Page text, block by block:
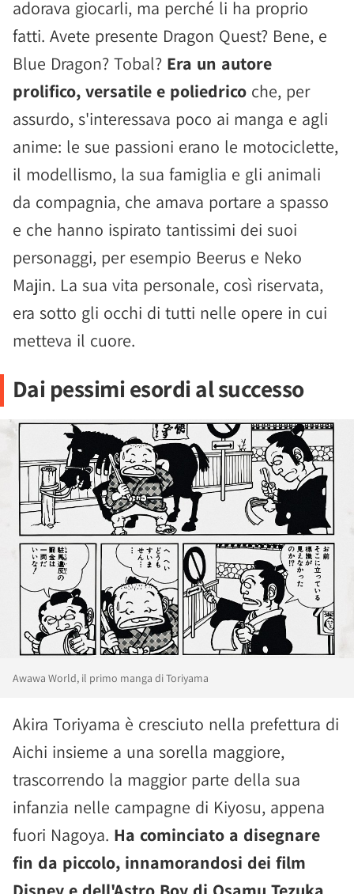
adorava giocarli, ma perché li ha proprio
fatti. Avete presente Dragon Quest? Bene, e
Blue Dragon? Tobal? Era un autore
prolifico, versatile e poliedrico che, per
assurdo, s'interessava poco ai manga e agli
anime: le sue passioni erano le motociclette,
il modellismo, la sua famiglia e gli animali
da compagnia, che amava portare a spasso
e che hanno ispirato tantissimi dei suoi
personaggi, per esempio Beerus e Neko
Majin. La sua vita personale, così riservata,
era sotto gli occhi di tutti nelle opere in cui
metteva il cuore.
Dai pessimi esordi al successo
Awawa World, il primo manga di Toriyama
Akira Toriyama è cresciuto nella prefettura di
Aichi insieme a una sorella maggiore,
trascorrendo la maggior parte della sua
infanzia nelle campagne di Kiyosu, appena
fuori Nagoya. Ha cominciato a disegnare
fin da piccolo, innamorandosi dei film